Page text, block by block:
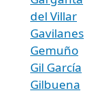
del Villar
Gavilanes
Gemuño
Gil García
Gilbuena